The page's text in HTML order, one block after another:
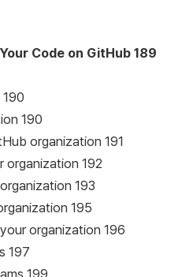
Code on GitHub 189
190
organization 191
organization 192
193
195
organization 196
197